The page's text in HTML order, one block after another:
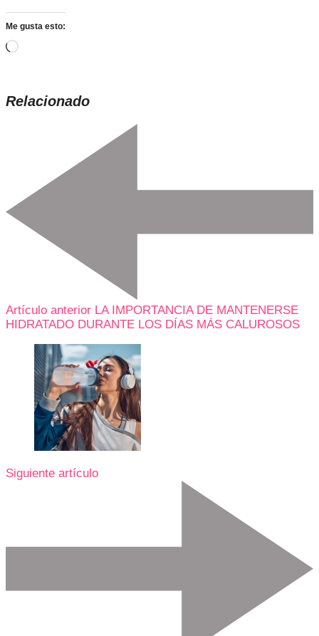
Me gusta esto:
Cargando...
Relacionado
Artículo anterior LA IMPORTANCIA DE MANTENERSE
HIDRATADO DURANTE LOS DÍAS MÁS CALUROSOS
Siguiente artículo